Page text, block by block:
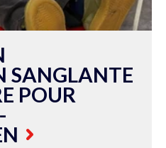
SANGLANTE
POUR